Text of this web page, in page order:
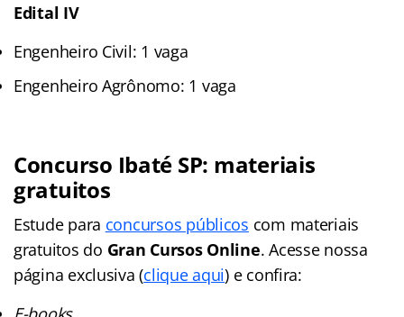
Edital IV
Engenheiro Civil: 1 vaga
Engenheiro Agrônomo: 1 vaga
Concurso Ibaté SP: materiais
gratuitos
Estude para concursos públicos com materiais
gratuitos do Gran Cursos Online. Acesse nossa
página exclusiva (clique aqui) e confira: